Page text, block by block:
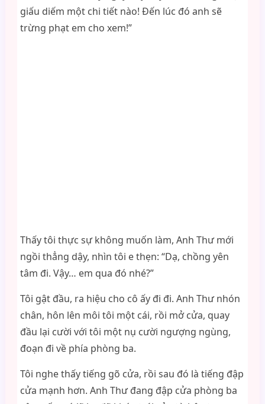
giấu diếm một chi tiết nào! Đến lúc đó anh sẽ
trừng phạt em cho xem!”
Thấy tôi thực sự không muốn làm, Anh Thư mới
ngồi thẳng dậy, nhìn tôi e thẹn: “Dạ, chồng yên
tâm đi. Vậy… em qua đó nhé?”
Tôi gật đầu, ra hiệu cho cô ấy đi đi. Anh Thư nhón
chân, hôn lên môi tôi một cái, rồi mở cửa, quay
đầu lại cười với tôi một nụ cười ngượng ngùng,
đoạn đi về phía phòng ba.
Tôi nghe thấy tiếng gõ cửa, rồi sau đó là tiếng đập
cửa mạnh hơn. Anh Thư đang đập cửa phòng ba